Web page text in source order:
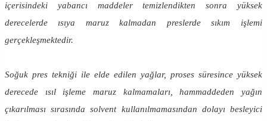
içerisindeki yabancı maddeler temizlendikten sonra yüksek
derecelerde ısıya maruz kalmadan preslerde sıkım işlemi
gerçekleşmektedir.
Soğuk pres tekniği ile elde edilen yağlar, proses süresince yüksek
derecede ısıl işleme maruz kalmamaları, hammaddeden yağın
çıkarılması sırasında solvent kullanılmamasından dolayı besleyici